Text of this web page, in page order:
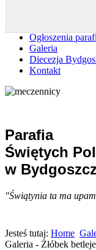
Ogłoszenia
Galeria
Diecezja
Kontakt
Parafia
Świętych
w
"Świątynia ta ma
Jesteś tutaj: Home
Galeria - Żłóbek